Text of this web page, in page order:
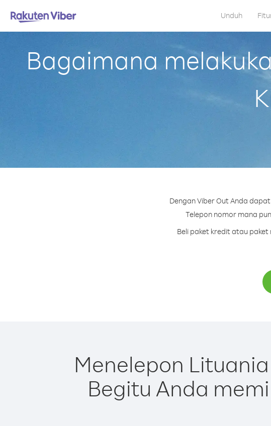
Unduh
Bagaimana
Dengan Viber Out Anda
Telepon nomor mana
Beli paket kredit atau
Menelepon
Begitu Anda